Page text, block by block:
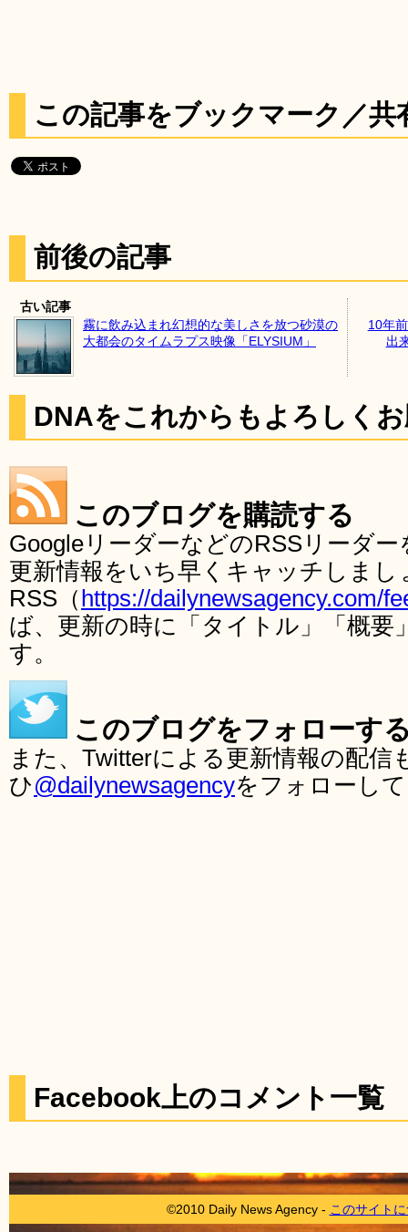
この記事をブックマーク／共
前後の記事
古い記事
霧に飲み込まれ幻想的な美しさを放つ砂漠の
大都会のタイムラプス映像「ELYSIUM」
10年
出
DNAをこれからもよろしく
このブログを購読する
GoogleリーダーなどのRSSリーダ
更新情報をいち早くキャッチしま
RSS（ https://dailynewsagency.com/
ば、更新の時に「タイトル」「概要
す。
このブログをフォローす
また、Twitterによる更新情報の配
ひ@dailynewsagencyをフォローし
Facebook上のコメント一覧
©2010 Daily News Agency - このサイト